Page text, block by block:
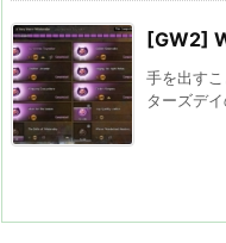
[GW2]
手を出す
ターズデ